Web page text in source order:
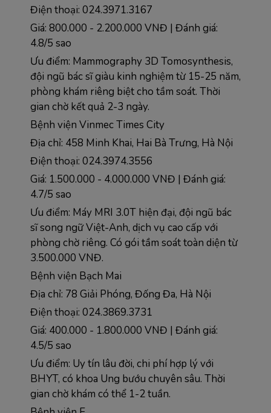
Điện thoại: 024.3971.3167
Giá: 800.000 - 2.200.000 VNĐ | Đánh giá:
4.8/5 sao
Ưu điểm: Mammography 3D Tomosynthesis,
đội ngũ bác sĩ giàu kinh nghiệm từ 15-25 năm,
phòng khám riêng biệt cho tầm soát. Thời
gian chờ kết quả 2-3 ngày.
Bệnh viện Vinmec Times City
Địa chỉ: 458 Minh Khai, Hai Bà Trưng, Hà Nội
Điện thoại: 024.3974.3556
Giá: 1.500.000 - 4.000.000 VNĐ | Đánh giá:
4.7/5 sao
Ưu điểm: Máy MRI 3.0T hiện đại, đội ngũ bác
sĩ song ngữ Việt-Anh, dịch vụ cao cấp với
phòng chờ riêng. Có gói tầm soát toàn diện từ
3.500.000 VNĐ.
Bệnh viện Bạch Mai
Địa chỉ: 78 Giải Phóng, Đống Đa, Hà Nội
Điện thoại: 024.3869.3731
Giá: 400.000 - 1.800.000 VNĐ | Đánh giá:
4.5/5 sao
Ưu điểm: Uy tín lâu đời, chi phí hợp lý với
BHYT, có khoa Ung bướu chuyên sâu. Thời
gian chờ khám có thể 1-2 tuần.